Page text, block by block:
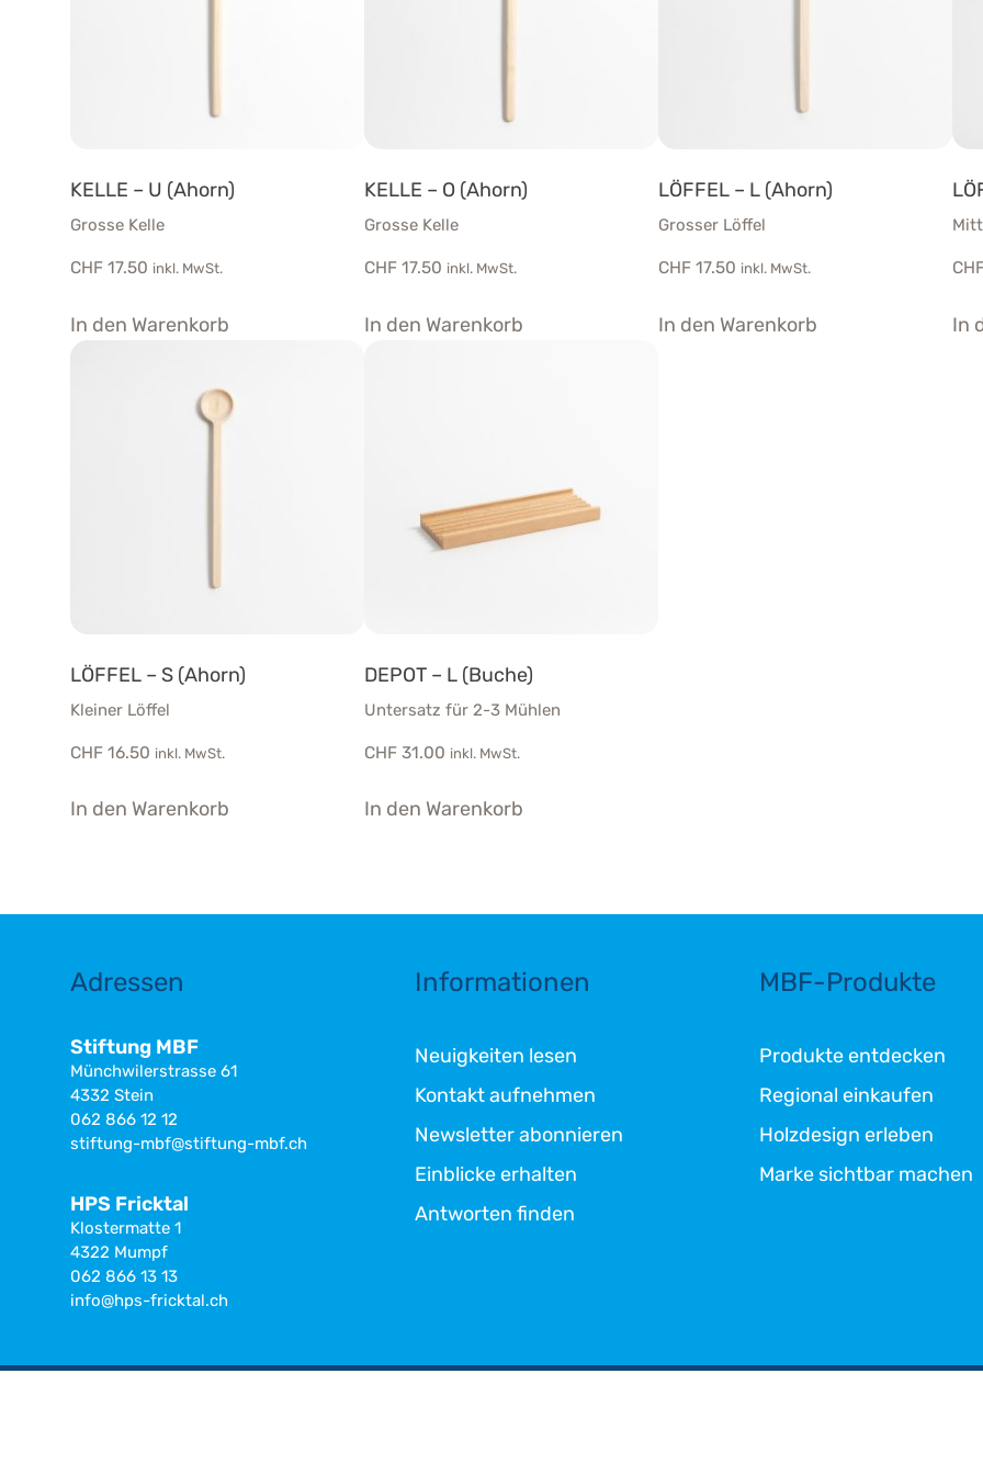
KELLE – U (Ahorn)
Grosse Kelle
CHF 17.50 inkl. MwSt.
In den Warenkorb
KELLE – O (Ahorn)
Grosse Kelle
CHF 17.50 inkl. MwSt.
In den Warenkorb
LÖFFEL – L (Ahorn)
Grosser Löffel
CHF 17.50 inkl. MwSt.
In den Warenkorb In
LÖFFEL – S (Ahorn)
Kleiner Löffel
CHF 16.50 inkl. MwSt.
In den Warenkorb
DEPOT – L (Buche)
Untersatz für 2-3 Mühlen
CHF 31.00 inkl. MwSt.
In den Warenkorb
Adressen
Stiftung MBF
Münchwilerstrasse 61
4332 Stein
062 866 12 12
stiftung-mbf@stiftung-mbf.ch
HPS Fricktal
Klostermatte 1
4322 Mumpf
062 866 13 13
info@hps-fricktal.ch
Informationen
Neuigkeiten lesen
Kontakt aufnehmen
Newsletter abonnieren
Einblicke erhalten
Antworten finden
MBF-Produkte
Produkte entdecken
Regional einkaufen
Holzdesign erleben
Marke sichtbar machen